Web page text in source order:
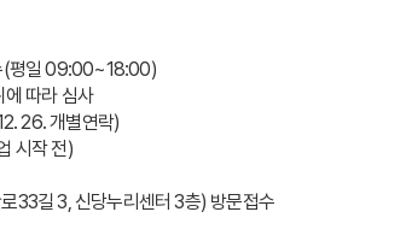
(평일 09:00~18:00)
따라 심사
26. 개별연락)
시작 전)
33길 3, 신당누리센터 3층) 방문접수